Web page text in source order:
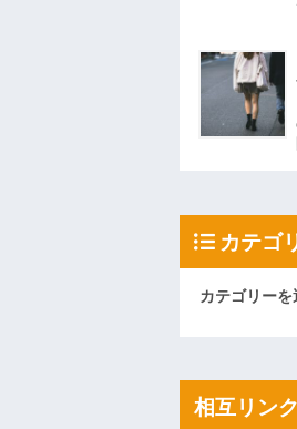
カテゴ
相互リンク